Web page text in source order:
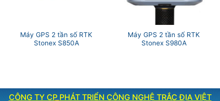
Máy GPS 2 tần số RTK
Stonex S850A
Máy GPS 2 tần số RTK
Stonex S980A
CÔNG TY CP PHÁT TRIỂN CÔNG NGHỆ TRẮC ĐỊA VIỆT